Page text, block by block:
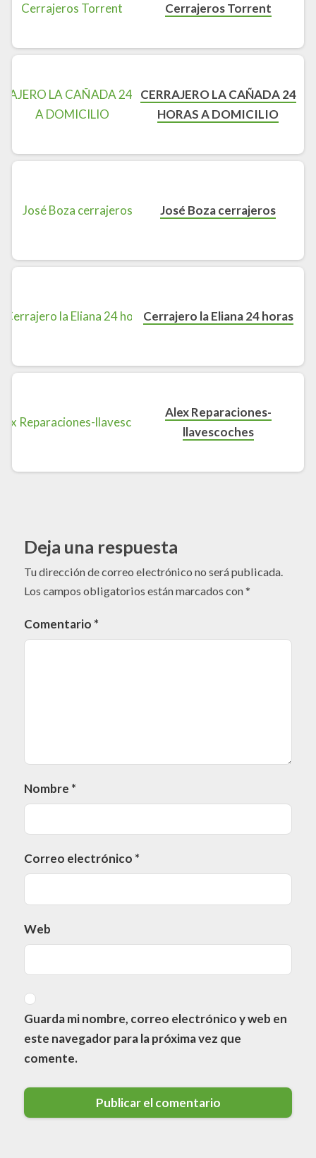
Cerrajeros Torrent
CERRAJERO LA CAÑADA 24
HORAS A DOMICILIO
José Boza cerrajeros
Cerrajero la Eliana 24 horas
Alex Reparaciones-
llavescoches
Deja una respuesta
Tu dirección de correo electrónico no será publicada.
Los campos obligatorios están marcados con*
Comentario *
Nombre *
Correo electrónico *
Web
Guarda mi nombre, correo electrónico y web en
este navegador para la próxima vez que
comente.